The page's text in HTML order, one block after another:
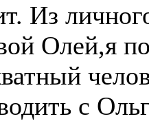
Из
Олей,я
с